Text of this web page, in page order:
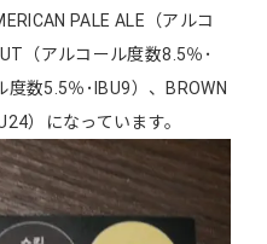
PALE ALE（アルコ
（アルコール度数8.5％･
度数5.5％･IBU9）、BROWN
）になっています。